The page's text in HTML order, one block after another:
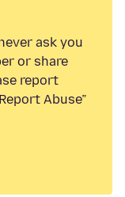
ask you
or share
report
Abuse”